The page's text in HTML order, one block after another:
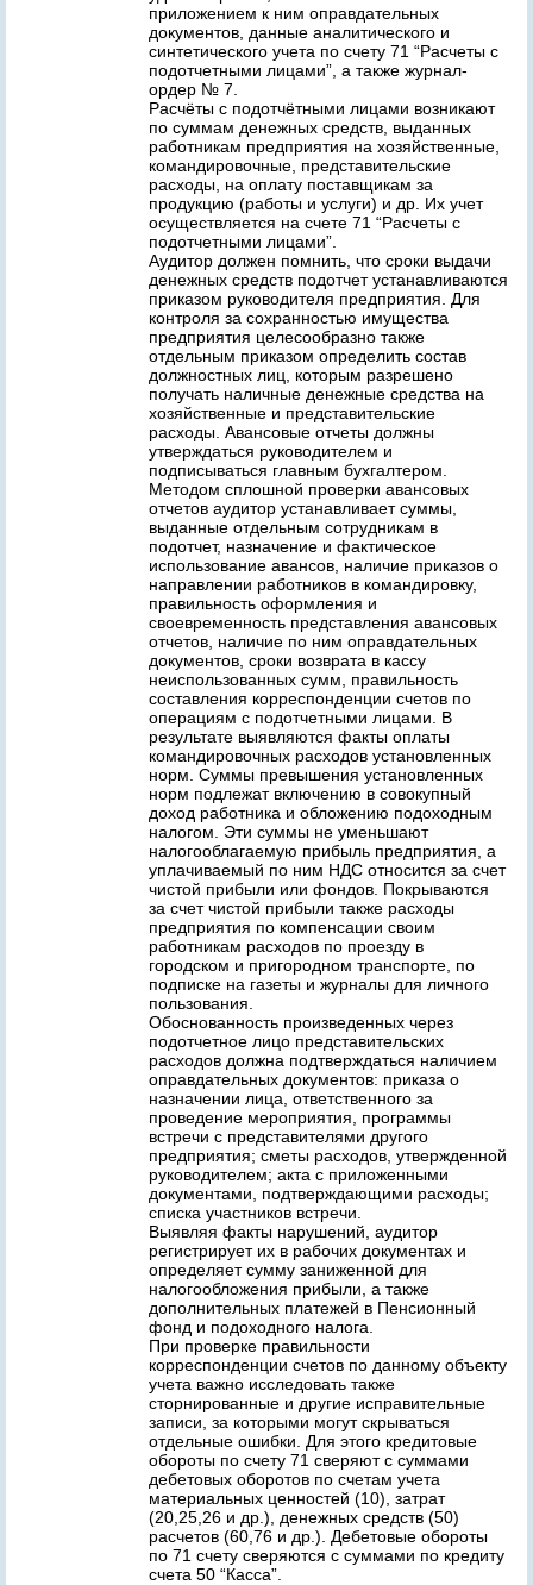
приложением к ним оправдательных
документов, данные аналитического и
синтетического учета по счету 71 “Расчеты с
подотчетными лицами”, а также журнал-
ордер № 7.
Расчёты с подотчётными лицами возникают
по суммам денежных средств, выданных
работникам предприятия на хозяйственные,
командировочные, представительские
расходы, на оплату поставщикам за
продукцию (работы и услуги) и др. Их учет
осуществляется на счете 71 “Расчеты с
подотчетными лицами”.
Аудитор должен помнить, что сроки выдачи
денежных средств подотчет устанавливаются
приказом руководителя предприятия. Для
контроля за сохранностью имущества
предприятия целесообразно также
отдельным приказом определить состав
должностных лиц, которым разрешено
получать наличные денежные средства на
хозяйственные и представительские
расходы. Авансовые отчеты должны
утверждаться руководителем и
подписываться главным бухгалтером.
Методом сплошной проверки авансовых
отчетов аудитор устанавливает суммы,
выданные отдельным сотрудникам в
подотчет, назначение и фактическое
использование авансов, наличие приказов о
направлении работников в командировку,
правильность оформления и
своевременность представления авансовых
отчетов, наличие по ним оправдательных
документов, сроки возврата в кассу
неиспользованных сумм, правильность
составления корреспонденции счетов по
операциям с подотчетными лицами. В
результате выявляются факты оплаты
командировочных расходов установленных
норм. Суммы превышения установленных
норм подлежат включению в совокупный
доход работника и обложению подоходным
налогом. Эти суммы не уменьшают
налогооблагаемую прибыль предприятия, а
уплачиваемый по ним НДС относится за счет
чистой прибыли или фондов. Покрываются
за счет чистой прибыли также расходы
предприятия по компенсации своим
работникам расходов по проезду в
городском и пригородном транспорте, по
подписке на газеты и журналы для личного
пользования.
Обоснованность произведенных через
подотчетное лицо представительских
расходов должна подтверждаться наличием
оправдательных документов: приказа о
назначении лица, ответственного за
проведение мероприятия, программы
встречи с представителями другого
предприятия; сметы расходов, утвержденной
руководителем; акта с приложенными
документами, подтверждающими расходы;
списка участников встречи.
Выявляя факты нарушений, аудитор
регистрирует их в рабочих документах и
определяет сумму заниженной для
налогообложения прибыли, а также
дополнительных платежей в Пенсионный
фонд и подоходного налога.
При проверке правильности
корреспонденции счетов по данному объекту
учета важно исследовать также
сторнированные и другие исправительные
записи, за которыми могут скрываться
отдельные ошибки. Для этого кредитовые
обороты по счету 71 сверяют с суммами
дебетовых оборотов по счетам учета
материальных ценностей (10), затрат
(20,25,26 и др.), денежных средств (50)
расчетов (60,76 и др.). Дебетовые обороты
по 71 счету сверяются с суммами по кредиту
счета 50 “Касса”.